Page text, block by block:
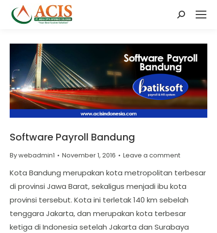
Search:
Software Payroll Bandung
Bywebadmin1 November 1, 2016 Leave a comment
Kota Bandung merupakan kota metropolitan terbesar
di provinsi Jawa Barat, sekaligus menjadi ibu kota
provinsi tersebut. Kota ini terletak 140 km sebelah
tenggara Jakarta, dan merupakan kota terbesar
ketiga di Indonesia setelah Jakarta dan Surabaya